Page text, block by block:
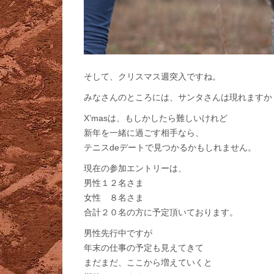
そして、クリスマス週突入ですね。
みなさんのところには、サンタさんは現れますか
X’masは、もしかしたら難しいけれど
新年を一緒に過ごす相手なら、
テニスdeデートで見つかるかもしれません。
現在の参加エントリーは、
男性１２名さま
女性 ８名さま
合計２０名の方に予定頂いております。
男性先行中ですが
年末の仕事の予定も見えてきて
まだまだ、ここから増えていくと